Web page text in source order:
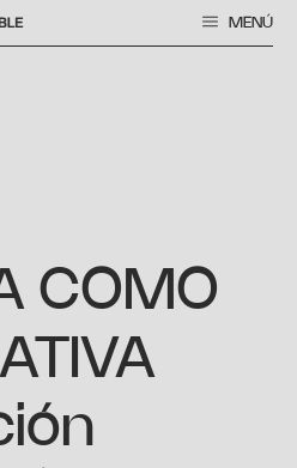
MENÚ
COMO